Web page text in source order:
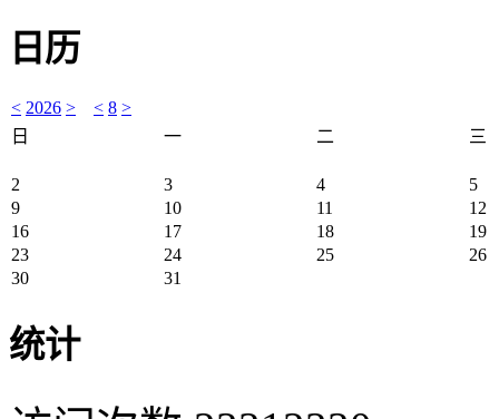
日历
< 2026 > < 8 >
日
一 二 三
2 3 4
5
9
10 11
12
16
17 18
19
23
24 25
26
30
31
统计